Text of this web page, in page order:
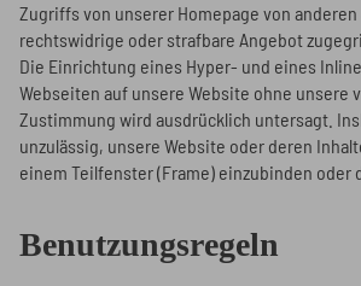
Zugriffs von unserer Homepage von anderen
rechtswidrige oder strafbare Angebot
Die Einrichtung eines Hyper- und eines
Webseiten auf unsere Website ohne unsere
Zustimmung wird ausdrücklich untersagt.
unzulässig, unsere Website oder deren
einem Teilfenster (Frame) einzubinden oder
Benutzungsregeln